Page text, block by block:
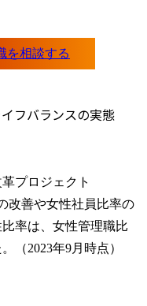
フバランスの実態
プロジェクト
改善や女性社員比率の
率は、女性管理職比
（2023年9月時点）